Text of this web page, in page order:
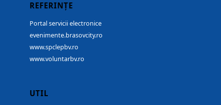
REFERINȚE
Portal servicii electronice
evenimente.brasovcity.ro
www.spclepbv.ro
www.voluntarbv.ro
UTIL